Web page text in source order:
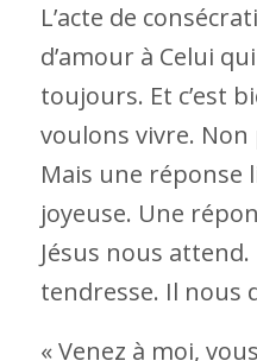
L’acte de
d’amour à Celui
toujours. Et c’est
voulons vivre.
Mais une réponse
joyeuse. Une
Jésus nous
tendresse. Il nous
« Venez à moi,